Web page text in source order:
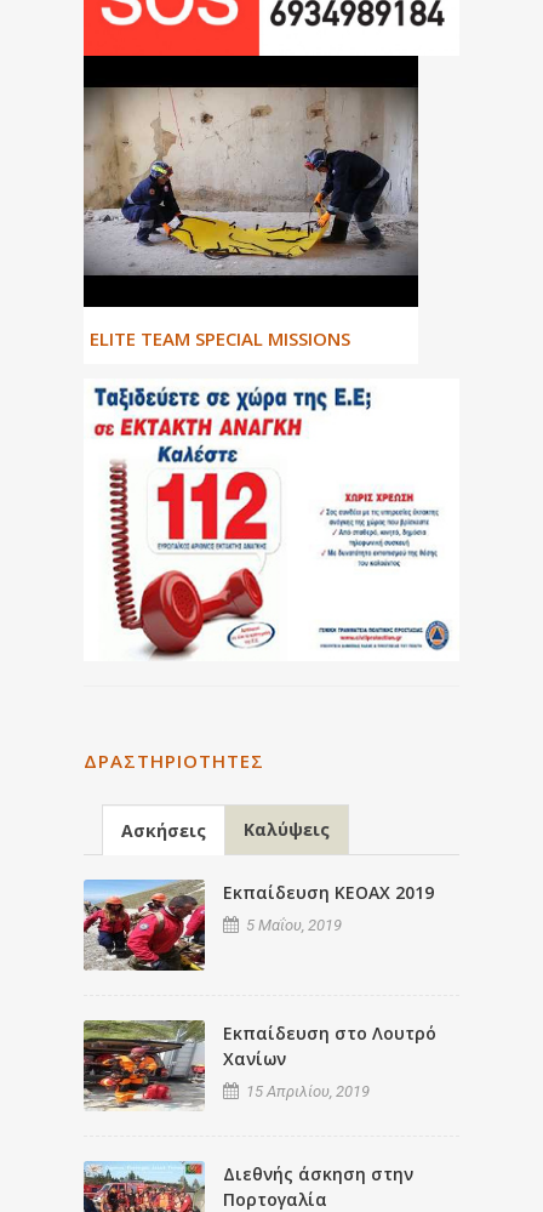
ΕLITE TEAM SPECIAL MISSIONS
ΔΡΑΣΤΗΡΙΌΤΗΤΕΣ
Ασκήσεις Καλύψεις
Εκπαίδευση ΚΕΟΑΧ 2019
5 Μαΐου, 2019
Εκπαίδευση στο Λουτρό
Χανίων
15 Απριλίου, 2019
Διεθνής άσκηση στην
Πορτογαλία